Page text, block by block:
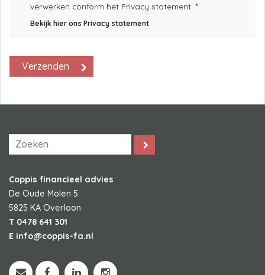
verwerken conform het Privacy statement. *
Bekijk hier ons Privacy statement
Coppis financieel advies
De Oude Molen 5
5825 KA Overloon
T 0478 641 301
E info@coppis-fa.nl